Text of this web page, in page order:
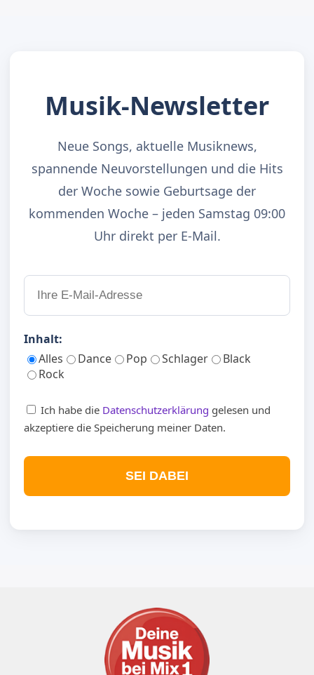
Musik-Newsletter
Neue Songs, aktuelle Musiknews,
spannende Neuvorstellungen und die Hits
der Woche sowie Geburtsage der
kommenden Woche – jeden Samstag 09:00
Uhr direkt per E-Mail.
Inhalt:
Alles
Dance Pop Schlager
Black
Rock
Ich habe die Datenschutzerklärung gelesen und
akzeptiere die Speicherung meiner Daten.
SEI DABEI